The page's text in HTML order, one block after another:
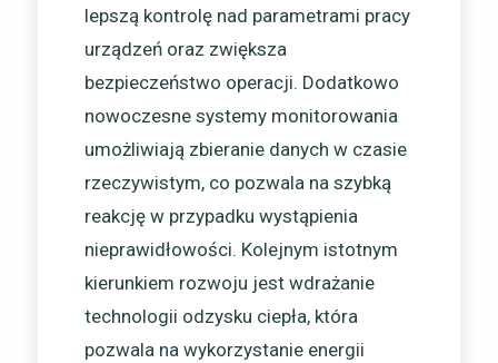
lepszą kontrolę nad parametrami pracy
urządzeń oraz zwiększa
bezpieczeństwo operacji. Dodatkowo
nowoczesne systemy monitorowania
umożliwiają zbieranie danych w czasie
rzeczywistym, co pozwala na szybką
reakcję w przypadku wystąpienia
nieprawidłowości. Kolejnym istotnym
kierunkiem rozwoju jest wdrażanie
technologii odzysku ciepła, która
pozwala na wykorzystanie energii